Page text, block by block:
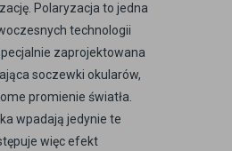
Polaryzacja to jedna
technologii
zaprojektowana
soczewki okularów,
promienie światła.
wpadają jedynie te
więc efekt